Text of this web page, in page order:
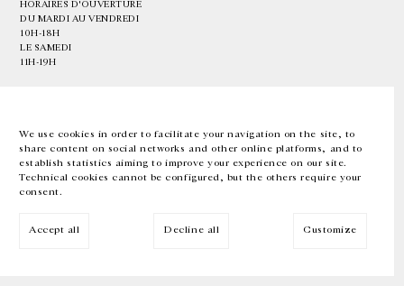
We use cookies in order to facilitate your navigation on the site, to
share content on social networks and other online platforms, and to
establish statistics aiming to improve your experience on our site.
Technical cookies cannot be configured, but the others require your
consent.
Accept all Decline all Customize
HORAIRES D'OUVERTURE
DU MARDI AU VENDREDI
10H-18H
LE SAMEDI
11H-19H
EN FR 中文 Facebook Instagram
Inscrivez-vous à notre newsletter